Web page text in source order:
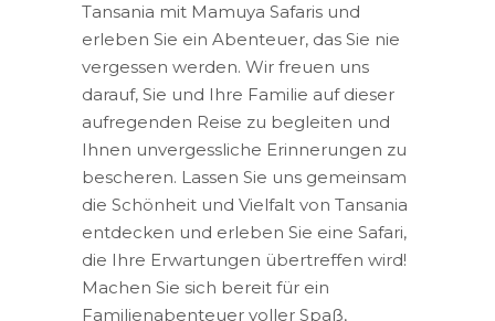
Tansania mit Mamuya Safaris und
erleben Sie ein Abenteuer, das Sie nie
vergessen werden. Wir freuen uns
darauf, Sie und Ihre Familie auf dieser
aufregenden Reise zu begleiten und
Ihnen unvergessliche Erinnerungen zu
bescheren. Lassen Sie uns gemeinsam
die Schönheit und Vielfalt von Tansania
entdecken und erleben Sie eine Safari,
die Ihre Erwartungen übertreffen wird!
Machen Sie sich bereit für ein
Familienabenteuer voller Spaß,